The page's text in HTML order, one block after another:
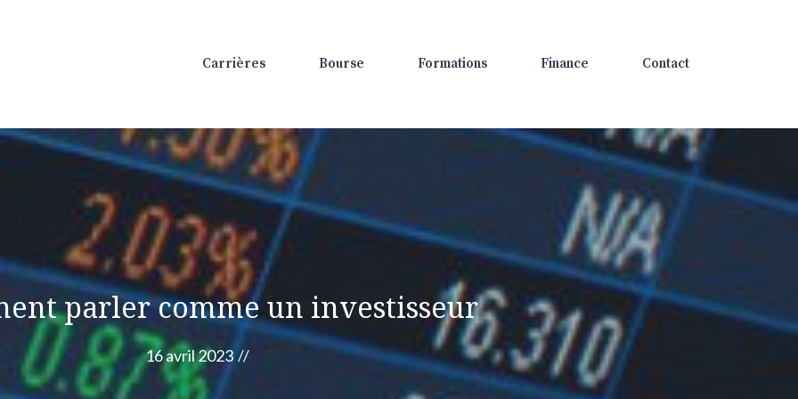
Carrières Bourse Formations Finance Contact
parler comme un investisseur
16 avril 2023 //